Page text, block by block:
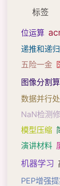
标签
位运算
递推和递归
五险一金
图像分割
数据并行
NaN检测
模型压缩
演讲材料
机器学习
PEP增强